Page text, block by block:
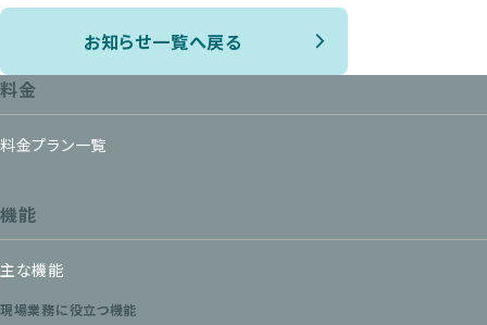
お知らせ一覧へ戻る
料金
料金プラン一覧
機能
主な機能
現場業務に役立つ機能